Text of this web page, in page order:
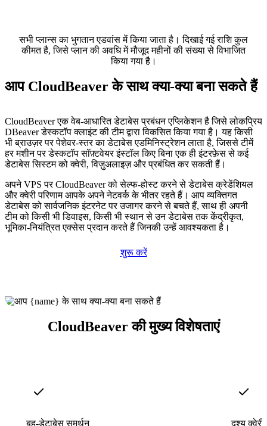
सभी प्लान्स का भुगतान एडवांस में किया जाता है। दिखाई गई राशि कुल
कीमत है, जिसे प्लान की अवधि में मौजूद महीनों की संख्या से विभाजित
किया गया है।
आप CloudBeaver के साथ क्या-क्या बना सकते हैं
CloudBeaver एक वेब-आधारित डेटाबेस प्रबंधन एप्लिकेशन है जिसे लोकप्रिय
DBeaver डेस्कटॉप क्लाइंट की टीम द्वारा विकसित किया गया है। यह किसी
भी ब्राउज़र पर पेशेवर-स्तर का डेटाबेस एडमिनिस्ट्रेशन लाता है, जिससे टीमें
हर मशीन पर डेस्कटॉप सॉफ़्टवेयर इंस्टॉल किए बिना एक ही इंटरफ़ेस से कई
डेटाबेस सिस्टम को क्वेरी, विज़ुअलाइज़ और प्रबंधित कर सकती हैं।
अपने VPS पर CloudBeaver को सेल्फ-होस्ट करने से डेटाबेस क्रेडेंशियल
और क्वेरी परिणाम आपके अपने नेटवर्क के भीतर रहते हैं। आप व्यक्तिगत
डेटाबेस को सार्वजनिक इंटरनेट पर उजागर करने से बचते हैं, साथ ही अपनी
टीम को किसी भी डिवाइस, किसी भी स्थान से उन डेटाबेस तक केंद्रीकृत,
भूमिका-नियंत्रित एक्सेस प्रदान करते हैं जिनकी उन्हें आवश्यकता है।
शुरू करें
CloudBeaver की मुख्य विशेषताएं
बहु-डेटाबेस समर्थन दृश्य क्वेरी